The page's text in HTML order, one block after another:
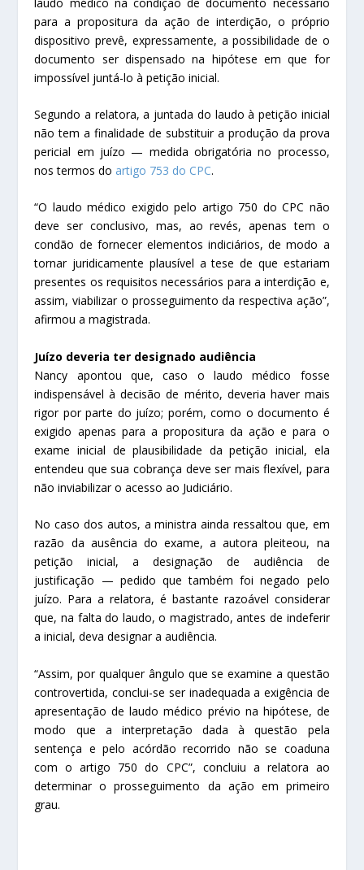
para a propositura da ação de interdição, o próprio
dispositivo prevê, expressamente, a possibilidade de o
documento ser dispensado na hipótese em que for
impossível juntá-lo à petição inicial.
Segundo a relatora, a juntada do laudo à petição inicial
não tem a finalidade de substituir a produção da prova
pericial em juízo — medida obrigatória no processo,
nos termos do artigo 753 do CPC.
“O laudo médico exigido pelo artigo 750 do CPC não
deve ser conclusivo, mas, ao revés, apenas tem o
condão de fornecer elementos indiciários, de modo a
tornar juridicamente plausível a tese de que estariam
presentes os requisitos necessários para a interdição e,
assim, viabilizar o prosseguimento da respectiva ação”,
afirmou a magistrada.
Juízo deveria ter designado audiência
Nancy apontou que, caso o laudo médico fosse
indispensável à decisão de mérito, deveria haver mais
rigor por parte do juízo; porém, como o documento é
exigido apenas para a propositura da ação e para o
exame inicial de plausibilidade da petição inicial, ela
entendeu que sua cobrança deve ser mais flexível, para
não inviabilizar o acesso ao Judiciário.
No caso dos autos, a ministra ainda ressaltou que, em
razão da ausência do exame, a autora pleiteou, na
petição inicial, a designação de audiência de
justificação — pedido que também foi negado pelo
juízo. Para a relatora, é bastante razoável considerar
que, na falta do laudo, o magistrado, antes de indeferir
a inicial, deva designar a audiência.
“Assim, por qualquer ângulo que se examine a questão
controvertida, conclui-se ser inadequada a exigência de
apresentação de laudo médico prévio na hipótese, de
modo que a interpretação dada à questão pela
sentença e pelo acórdão recorrido não se coaduna
com o artigo 750 do CPC”, concluiu a relatora ao
determinar o prosseguimento da ação em primeiro
grau.